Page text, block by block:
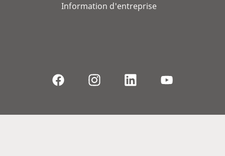
Information d'entreprise